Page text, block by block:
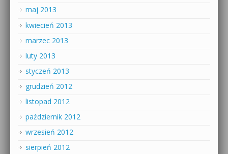
maj 2013
kwiecień 2013
marzec 2013
luty 2013
styczeń 2013
grudzień 2012
listopad 2012
październik 2012
wrzesień 2012
sierpień 2012